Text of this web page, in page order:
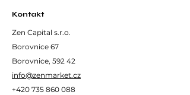
důkladně vyšlehejte Chasenem
Složení:
Kontakt
Zen Capital s.r.o.
Borovnice 67
Borovnice, 592 42
info@zenmarket.cz
+420 735 860 088